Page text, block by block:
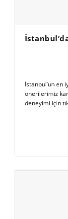
İstanbul’un
önerilerimiz
deneyimi için